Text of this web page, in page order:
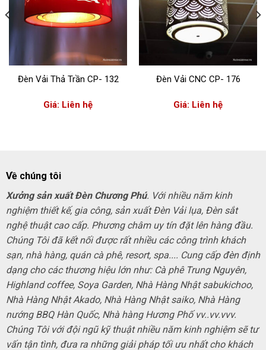
Đèn Vải Thả Trần CP- 132
Giá: Liên hệ
Đèn Vải CNC CP- 176
Giá: Liên hệ
Về chúng tôi
Xưởng sản xuất Đèn Chương Phú. Với nhiều năm kinh
nghiệm thiết kế, gia công, sản xuất Đèn Vải lụa, Đèn sắt
nghệ thuật cao cấp. Phương châm uy tín đặt lên hàng đầu.
Chúng Tôi đã kết nối được rất nhiều các công trình khách
sạn, nhà hàng, quán cà phê, resort, spa.... Cung cấp đèn định
dạng cho các thương hiệu lớn như: Cà phê Trung Nguyên,
Highland coffee, Soya Garden, Nhà Hàng Nhật sabukichoo,
Nhà Hàng Nhật Akado, Nhà Hàng Nhật saiko, Nhà Hàng
nướng BBQ Hàn Quốc, Nhà hàng Hương Phố vv..vv.vvv.
Chúng Tôi với đội ngũ kỹ thuật nhiều năm kinh nghiệm sẽ tư
vấn tận tình, đưa ra những giải pháp tối ưu nhất cho khách